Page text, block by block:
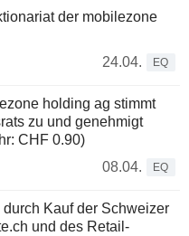
der mobilezone
24.04.
EQ
holding ag stimmt
zu und genehmigt
CHF 0.90)
08.04.
EQ
Kauf der Schweizer
und des Retail-